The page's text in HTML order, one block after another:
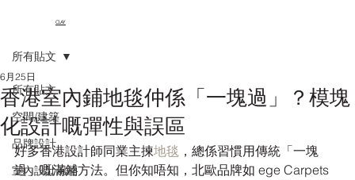
CLAY
所有貼文
空間/建築
品牌設計
室內設計風格
所有貼文
香港室內鋪地毯仲係「一塊過」？模塊
化設計嘅彈性與誤區
6月25日
好多香港設計師同業主揀地毯 ，總係習慣用傳統「一塊
過」嘅滿鋪方法。但你知唔知，北歐品牌如 ege Carpets